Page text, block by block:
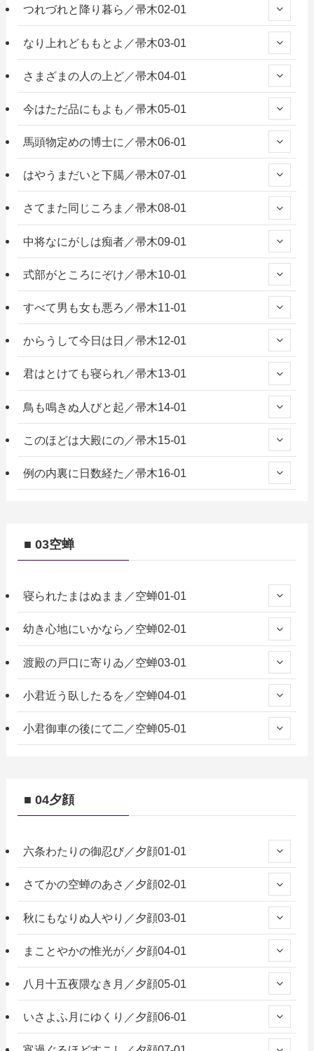
つれづれと降り暮ら／帚木02-01
なり上れどももとよ／帚木03-01
さまざまの人の上ど／帚木04-01
今はただ品にもよも／帚木05-01
馬頭物定めの博士に／帚木06-01
はやうまだいと下臈／帚木07-01
さてまた同じころま／帚木08-01
中将なにがしは痴者／帚木09-01
式部がところにぞけ／帚木10-01
すべて男も女も悪ろ／帚木11-01
からうして今日は日／帚木12-01
君はとけても寝られ／帚木13-01
鳥も鳴きぬ人びと起／帚木14-01
このほどは大殿にの／帚木15-01
例の内裏に日数経た／帚木16-01
■ 03空蝉
寝られたまはぬまま／空蝉01-01
幼き心地にいかなら／空蝉02-01
渡殿の戸口に寄りゐ／空蝉03-01
小君近う臥したるを／空蝉04-01
小君御車の後にて二／空蝉05-01
■ 04夕顔
六条わたりの御忍び／夕顔01-01
さてかの空蝉のあさ／夕顔02-01
秋にもなりぬ人やり／夕顔03-01
まことやかの惟光が／夕顔04-01
八月十五夜隈なき月／夕顔05-01
いさよふ月にゆくり／夕顔06-01